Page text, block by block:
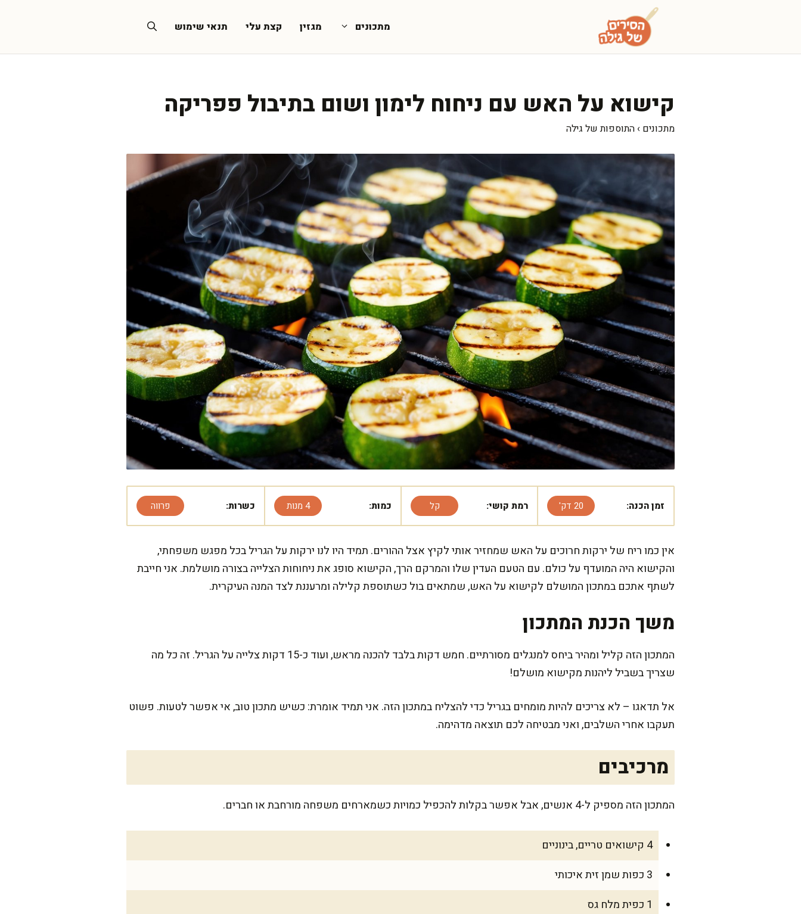
מתכונים מגזין קצת עלי תנאי שימוש
קישוא על האש עם ניחוח לימון ושום בתיבול פפריקה
מתכונים › התוספות של גילה
זמן הכנה: 20 דק' רמת קושי: קל כמות: 4 מנות כשרות: פרווה
אין כמו ריח של ירקות חרוכים על האש שמחזיר אותי לקיץ אצל ההורים. תמיד היו לנו ירקות על הגריל בכל מפגש משפחתי,
והקישוא היה המועדף על כולם. עם הטעם העדין שלו והמרקם הרך, הקישוא סופג את ניחוחות הצלייה בצורה מושלמת. אני חייבת
לשתף אתכם במתכון המושלם לקישוא על האש, שמתאים בול כשתוספת קלילה ומרעננת לצד המנה העיקרית.
משך הכנת המתכון
המתכון הזה קליל ומהיר ביחס למנגלים מסורתיים. חמש דקות בלבד להכנה מראש, ועוד כ-15 דקות צלייה על הגריל. זה כל מה
שצריך בשביל ליהנות מקישוא מושלם!
אל תדאגו – לא צריכים להיות מומחים בגריל כדי להצליח במתכון הזה. אני תמיד אומרת: כשיש מתכון טוב, אי אפשר לטעות. פשוט
תעקבו אחרי השלבים, ואני מבטיחה לכם תוצאה מדהימה.
מרכיבים
המתכון הזה מספיק ל-4 אנשים, אבל אפשר בקלות להכפיל כמויות כשמארחים משפחה מורחבת או חברים.
4 קישואים טריים, בינוניים
3 כפות שמן זית איכותי
1 כפית מלח גס